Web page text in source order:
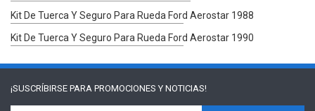
Kit De Tuerca Y Seguro Para Rueda Ford Aerostar 1988
Kit De Tuerca Y Seguro Para Rueda Ford Aerostar 1990
¡SUSCRÍBIRSE PARA PROMOCIONES Y NOTICIAS!